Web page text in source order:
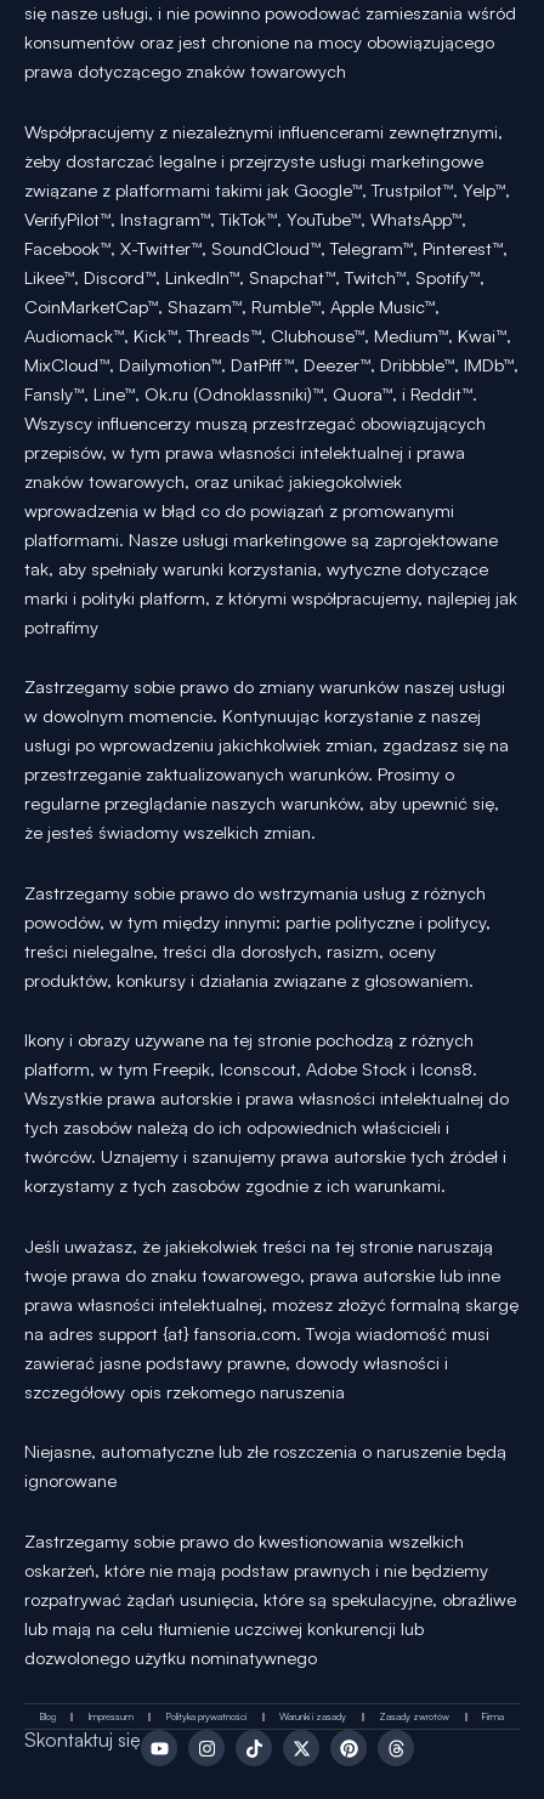
się nasze usługi, i nie powinno powodować zamieszania wśród
konsumentów oraz jest chronione na mocy obowiązującego
prawa dotyczącego znaków towarowych
Współpracujemy z niezależnymi influencerami zewnętrznymi,
żeby dostarczać legalne i przejrzyste usługi marketingowe
związane z platformami takimi jak Google™, Trustpilot™, Yelp™,
VerifyPilot™, Instagram™, TikTok™, YouTube™, WhatsApp™,
Facebook™, X-Twitter™, SoundCloud™, Telegram™, Pinterest™,
Likee™, Discord™, LinkedIn™, Snapchat™, Twitch™, Spotify™,
CoinMarketCap™, Shazam™, Rumble™, Apple Music™,
Audiomack™, Kick™, Threads™, Clubhouse™, Medium™, Kwai™,
MixCloud™, Dailymotion™, DatPiff™, Deezer™, Dribbble™, IMDb™,
Fansly™, Line™, Ok.ru (Odnoklassniki)™, Quora™, i Reddit™.
Wszyscy influencerzy muszą przestrzegać obowiązujących
przepisów, w tym prawa własności intelektualnej i prawa
znaków towarowych, oraz unikać jakiegokolwiek
wprowadzenia w błąd co do powiązań z promowanymi
platformami. Nasze usługi marketingowe są zaprojektowane
tak, aby spełniały warunki korzystania, wytyczne dotyczące
marki i polityki platform, z którymi współpracujemy, najlepiej jak
potrafimy
Zastrzegamy sobie prawo do zmiany warunków naszej usługi
w dowolnym momencie. Kontynuując korzystanie z naszej
usługi po wprowadzeniu jakichkolwiek zmian, zgadzasz się na
przestrzeganie zaktualizowanych warunków. Prosimy o
regularne przeglądanie naszych warunków, aby upewnić się,
że jesteś świadomy wszelkich zmian.
Zastrzegamy sobie prawo do wstrzymania usług z różnych
powodów, w tym między innymi: partie polityczne i politycy,
treści nielegalne, treści dla dorosłych, rasizm, oceny
produktów, konkursy i działania związane z głosowaniem.
Ikony i obrazy używane na tej stronie pochodzą z różnych
platform, w tym Freepik, Iconscout, Adobe Stock i Icons8.
Wszystkie prawa autorskie i prawa własności intelektualnej do
tych zasobów należą do ich odpowiednich właścicieli i
twórców. Uznajemy i szanujemy prawa autorskie tych źródeł i
korzystamy z tych zasobów zgodnie z ich warunkami.
Jeśli uważasz, że jakiekolwiek treści na tej stronie naruszają
twoje prawa do znaku towarowego, prawa autorskie lub inne
prawa własności intelektualnej, możesz złożyć formalną skargę
na adres support {at} fansoria.com. Twoja wiadomość musi
zawierać jasne podstawy prawne, dowody własności i
szczegółowy opis rzekomego naruszenia
Niejasne, automatyczne lub złe roszczenia o naruszenie będą
ignorowane
Zastrzegamy sobie prawo do kwestionowania wszelkich
oskarżeń, które nie mają podstaw prawnych i nie będziemy
rozpatrywać żądań usunięcia, które są spekulacyjne, obraźliwe
lub mają na celu tłumienie uczciwej konkurencji lub
dozwolonego użytku nominatywnego
Blog Impressum Polityka prywatności Warunki i zasady Zasady zwrotów Firma
Skontaktuj się Y
o
I
n
T
i
X
-
P
i
T
h